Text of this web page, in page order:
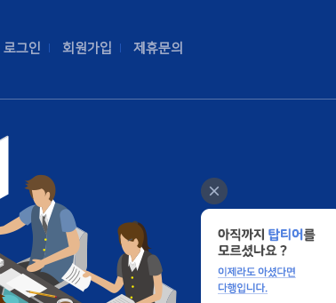
로그인 회원가입 제휴문의